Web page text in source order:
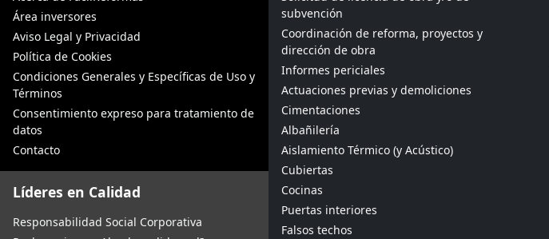
Área inversores
Aviso Legal y Privacidad
Política de Cookies
Condiciones Generales y Específicas de Uso y
Términos
Consentimiento expreso para tratamiento de
datos
Contacto
Líderes en Calidad
Responsabilidad Social Corporativa
subvención
Coordinación de reforma, proyectos y
dirección de obra
Informes periciales
Actuaciones previas y demoliciones
Cimentaciones
Albañilería
Aislamiento Térmico (y Acústico)
Cubiertas
Cocinas
Puertas interiores
Falsos techos